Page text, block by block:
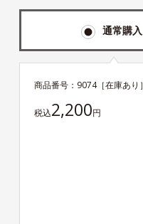
通常購入
商品番号： 9074［在庫あり］
税込2,200円